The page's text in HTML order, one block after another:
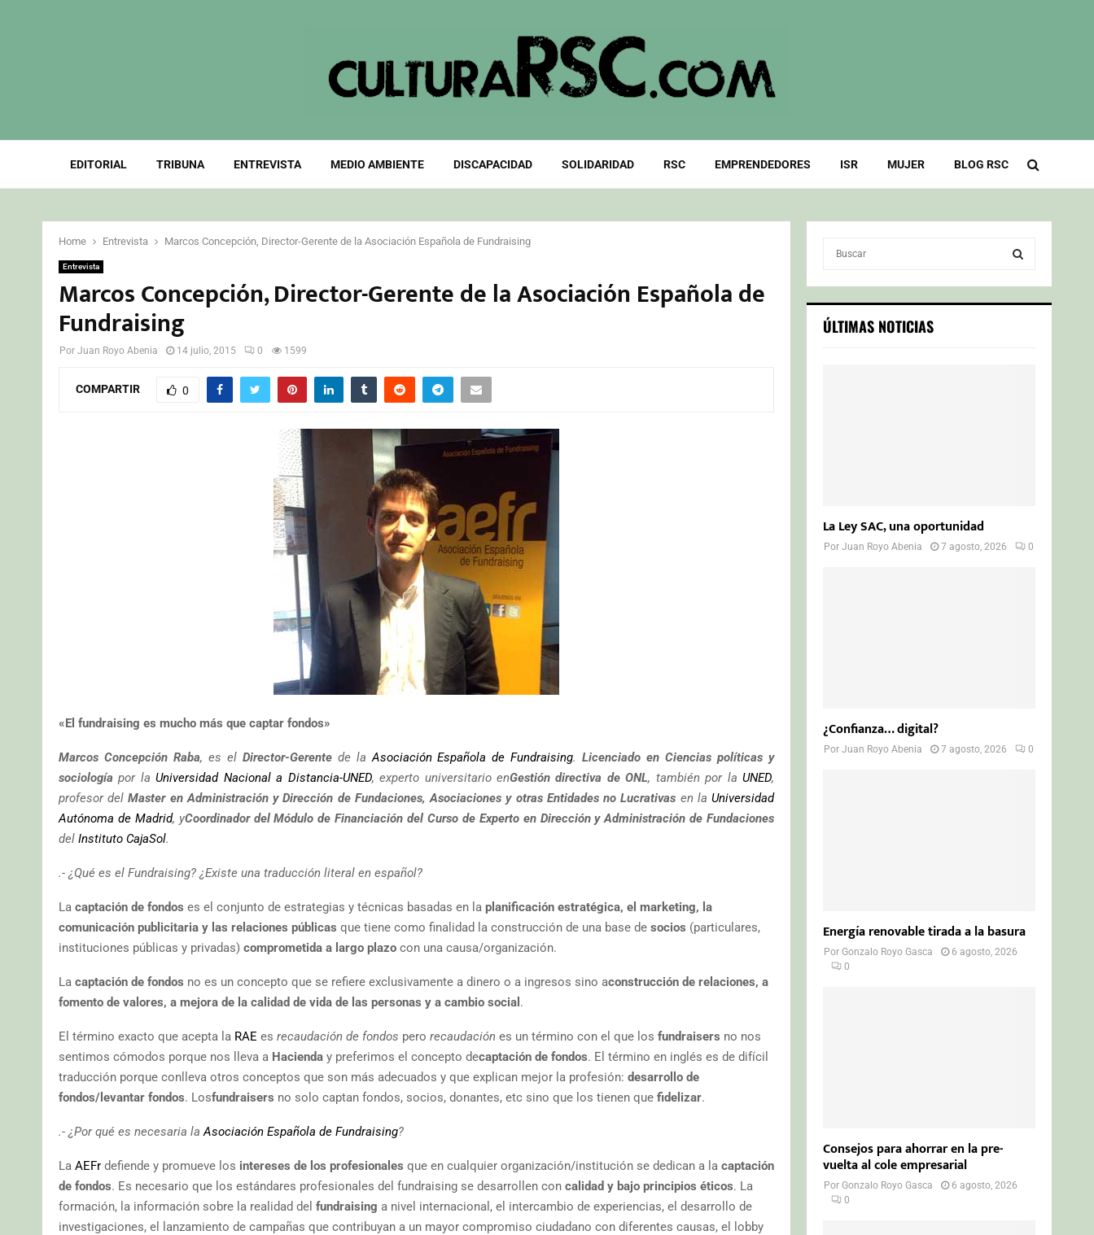
EDITORIAL TRIBUNA ENTREVISTA MEDIO AMBIENTE DISCAPACIDAD SOLIDARIDAD RSC EMPRENDEDORES ISR MUJER BLOG RSC
Home Entrevista Marcos Concepción, Director-Gerente de la Asociación Española de Fundraising
Entrevista
Marcos Concepción, Director-Gerente de la Asociación Española de
Fundraising
Por Juan Royo Abenia 14 julio, 2015 0 1599
COMPARTIR 0
«El fundraising es mucho más que captar fondos»
Marcos Concepción Raba, es el Director-Gerentede la Asociación Española de Fundraising.Licenciado en Ciencias políticas y
sociología por laUniversidad Nacional a Distancia-UNED, experto universitario enGestión directiva de ONL, también por laUNED,
profesor delMaster en Administración y Dirección de Fundaciones, Asociaciones y otras Entidades no Lucrativas en laUniversidad
Autónoma de Madrid, yCoordinador del Módulo de Financiación del Curso de Experto en Dirección y Administración de Fundaciones
del Instituto CajaSol.
.- ¿Qué es el Fundraising? ¿Existe una traducción literal en español?
La captación de fondos es el conjunto de estrategias y técnicas basadas en la planificación estratégica, el marketing, la
comunicación publicitaria y las relaciones públicas que tiene como finalidad la construcción de una base de socios (particulares,
instituciones públicas y privadas) comprometida a largo plazo con una causa/organización.
La captación de fondos no es un concepto que se refiere exclusivamente a dinero o a ingresos sino aconstrucción de relaciones, a
fomento de valores, a mejora de la calidad de vida de las personas y a cambio social .
El término exacto que acepta la RAE es recaudación de fondos pero recaudación es un término con el que los fundraisers no nos
sentimos cómodos porque nos lleva a Hacienda y preferimos el concepto decaptación de fondos. El término en inglés es de difícil
traducción porque conlleva otros conceptos que son más adecuados y que explican mejor la profesión: desarrollo de
fondos/levantar fondos. Losfundraisers no solo captan fondos, socios, donantes, etc sino que los tienen que fidelizar.
.- ¿Por qué es necesaria la Asociación Española de Fundraising?
La AEFr defiende y promueve los intereses de los profesionales que en cualquier organización/institución se dedican a la captación
de fondos. Es necesario que los estándares profesionales del fundraising se desarrollen con calidad y bajo principios éticos. La
formación, la información sobre la realidad del fundraising a nivel internacional, el intercambio de experiencias, el desarrollo de
investigaciones, el lanzamiento de campañas que contribuyan a un mayor compromiso ciudadano con diferentes causas, el lobby
c
h
S
ÚLTIMAS NOTICIAS
La Ley SAC, una oportunidad
PorJuan Royo Abenia 7 agosto, 2026 0
¿Confianza… digital?
PorJuan Royo Abenia 7 agosto, 2026 0
Energía renovable tirada a la basura
PorGonzalo Royo Gasca
6 agosto, 2026
0
Consejos para ahorrar en la pre-
vuelta al cole empresarial
PorGonzalo Royo Gasca
6 agosto, 2026
0